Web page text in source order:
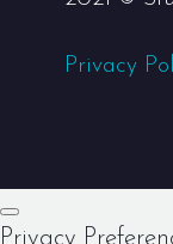
Privacy
Privacy